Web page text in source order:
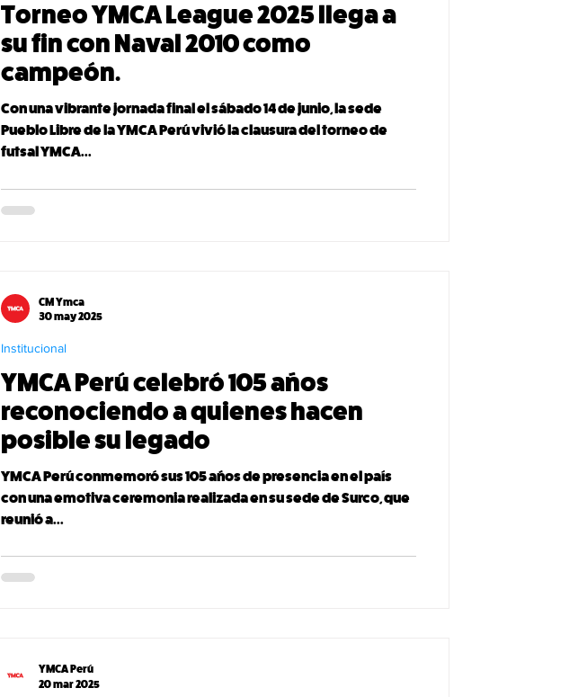
Torneo YMCA League 2025 llega a
su fin con Naval 2010 como
campeón.
Con una vibrante jornada final el sábado 14 de junio, la sede
Pueblo Libre de la YMCA Perú vivió la clausura del torneo de
futsal YMCA...
YMCA Perú celebró 105 años
reconociendo a quienes hacen
posible su legado
YMCA Perú conmemoró sus 105 años de presencia en el país
con una emotiva ceremonia realizada en su sede de Surco, que
reunió a...
Institucional
CM Ymca
30 may 2025
YMCA Perú
20 mar 2025